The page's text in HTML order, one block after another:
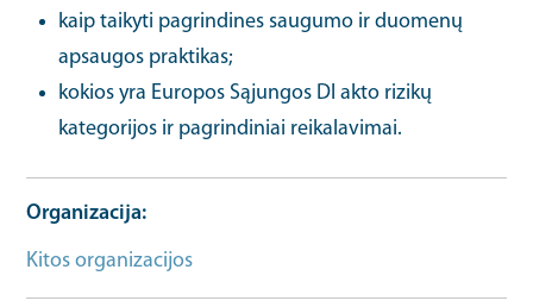
kaip taikyti pagrindines saugumo ir duomenų
apsaugos praktikas;
kokios yra Europos Sąjungos DI akto rizikų
kategorijos ir pagrindiniai reikalavimai.
Organizacija
Kitos organizacijos